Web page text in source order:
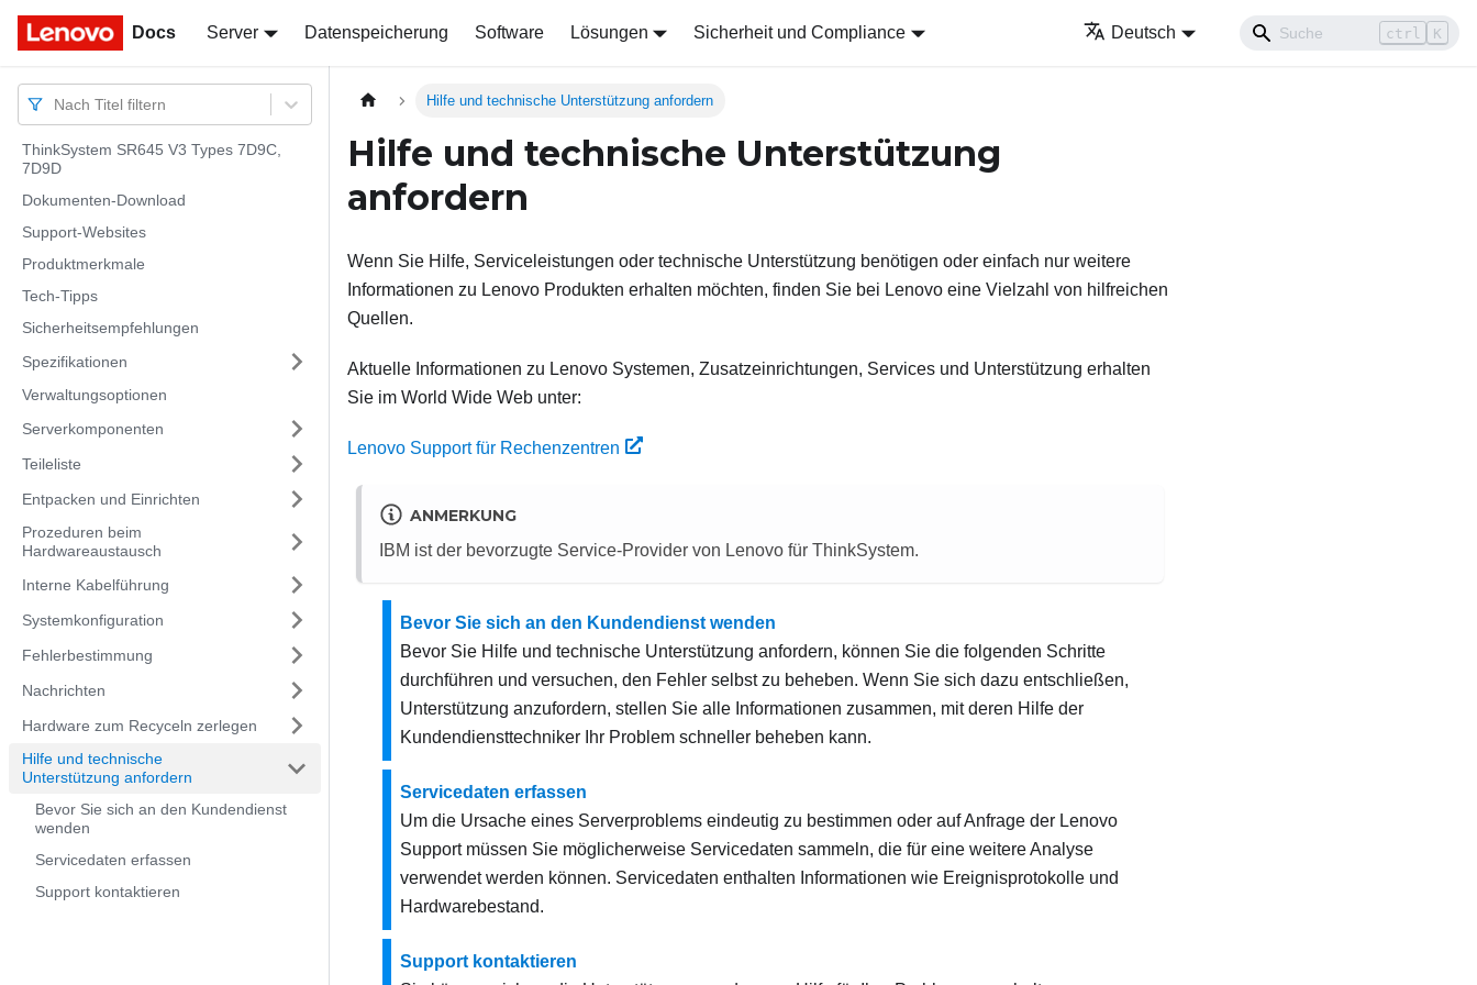
Docs Server Datenspeicherung Software Lösungen Sicherheit und Compliance Deutsch ctrl K
Docs
Nach Titel filtern
ThinkSystem SR645 V3 Types 7D9C,
7D9D
Dokumenten-Download
Support-Websites
Produktmerkmale
Tech-Tipps
Sicherheitsempfehlungen
Spezifikationen
Verwaltungsoptionen
Serverkomponenten
Teileliste
Entpacken und Einrichten
Prozeduren beim
Hardwareaustausch
Interne Kabelführung
Systemkonfiguration
Fehlerbestimmung
Nachrichten
Hardware zum Recyceln zerlegen
Hilfe und technische
Unterstützung anfordern
Bevor Sie sich an den Kundendienst
wenden
Servicedaten erfassen
Support kontaktieren
Hilfe und technische Unterstützung anfordern
Hilfe und technische Unterstützung
anfordern
Wenn Sie Hilfe, Serviceleistungen oder technische Unterstützung benötigen oder einfach nur weitere
Informationen zu Lenovo Produkten erhalten möchten, finden Sie bei Lenovo eine Vielzahl von hilfreichen
Quellen.
Aktuelle Informationen zu Lenovo Systemen, Zusatzeinrichtungen, Services und Unterstützung erhalten
Sie im World Wide Web unter:
Lenovo Support für Rechenzentren
ANMERKUNG
IBM ist der bevorzugte Service-Provider von Lenovo für ThinkSystem.
Bevor Sie sich an den Kundendienst wenden
Bevor Sie Hilfe und technische Unterstützung anfordern, können Sie die folgenden Schritte
durchführen und versuchen, den Fehler selbst zu beheben. Wenn Sie sich dazu entschließen,
Unterstützung anzufordern, stellen Sie alle Informationen zusammen, mit deren Hilfe der
Kundendiensttechniker Ihr Problem schneller beheben kann.
Servicedaten erfassen
Um die Ursache eines Serverproblems eindeutig zu bestimmen oder auf Anfrage der Lenovo
Support müssen Sie möglicherweise Servicedaten sammeln, die für eine weitere Analyse
verwendet werden können. Servicedaten enthalten Informationen wie Ereignisprotokolle und
Hardwarebestand.
Support kontaktieren